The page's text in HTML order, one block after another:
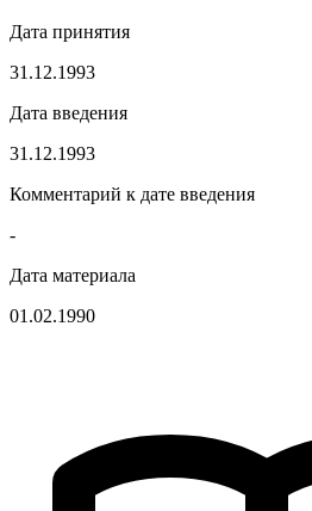
Дата принятия
31.12.1993
Дата введения
31.12.1993
Комментарий к дате введения
-
Дата материала
01.02.1990